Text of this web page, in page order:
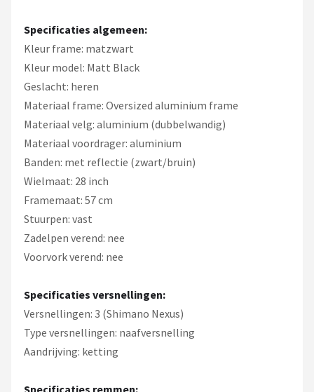
Specificaties algemeen:
Kleur frame: matzwart
Kleur model: Matt Black
Geslacht: heren
Materiaal frame: Oversized aluminium frame
Materiaal velg: aluminium (dubbelwandig)
Materiaal voordrager: aluminium
Banden: met reflectie (zwart/bruin)
Wielmaat: 28 inch
Framemaat: 57 cm
Stuurpen: vast
Zadelpen verend: nee
Voorvork verend: nee
Specificaties versnellingen:
Versnellingen: 3 (Shimano Nexus)
Type versnellingen: naafversnelling
Aandrijving: ketting